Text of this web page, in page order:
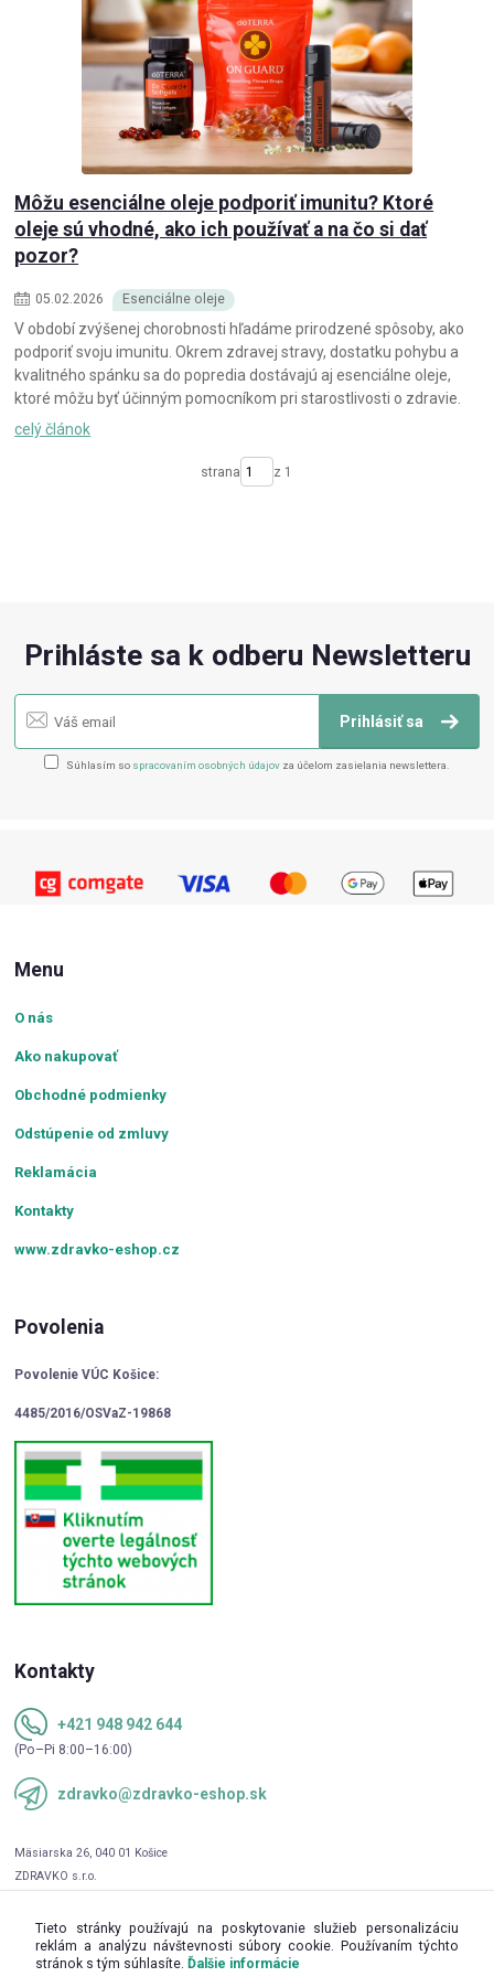
Môžu esenciálne oleje podporiť imunitu? Ktoré
oleje sú vhodné, ako ich používať a na čo si dať
pozor?
05.02.2026 Esenciálne oleje
V období zvýšenej chorobnosti hľadáme prirodzené spôsoby, ako
podporiť svoju imunitu. Okrem zdravej stravy, dostatku pohybu a
kvalitného spánku sa do popredia dostávajú aj esenciálne oleje,
ktoré môžu byť účinným pomocníkom pri starostlivosti o zdravie.
celý článok
strana z 1
Prihláste sa k odberu Newsletteru
Prihlásiť sa
Súhlasím so spracovaním osobných údajov za účelom zasielania newslettera.
Menu
O nás
Ako nakupovať
Obchodné podmienky
Odstúpenie od zmluvy
Reklamácia
Kontakty
www.zdravko-eshop.cz
Povolenia
Povolenie VÚC Košice:
4485/2016/OSVaZ-19868
Kontakty
+421 948 942 644
(Po–Pi 8:00–16:00)
zdravko@zdravko-eshop.sk
Tieto stránky používajú na poskytovanie služieb personalizáciu
reklám a analýzu návštevnosti súbory cookie. Používaním týchto
stránok s tým súhlasíte. Ďalšie informácie